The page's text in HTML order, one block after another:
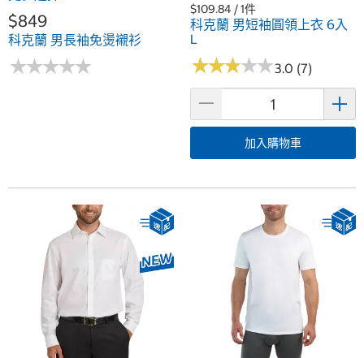
$849
科克蘭 男長袖免燙襯衫
★★★★★
★★★★★
$109.84 / 1件
科克蘭 男短袖圓領上衣 6入
L
★★★★★
★★★★★3.0 (7)
加入購物車